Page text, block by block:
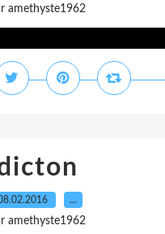
amethyste1962
…
amethyste1962